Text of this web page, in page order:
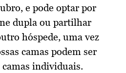
e pode optar por
dupla ou partilhar
hóspede, uma vez
camas podem ser
individuais.